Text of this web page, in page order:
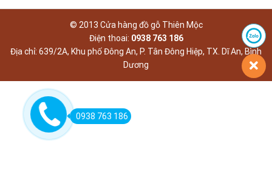
© 2013 Cửa hàng đồ gỗ Thiên Mộc
Điện thoai: 0938 763 186
Địa chỉ: 639/2A, Khu phố Đông An, P. Tân Đông Hiệp, TX. Dĩ An, Bình
Dương
0938 763 186